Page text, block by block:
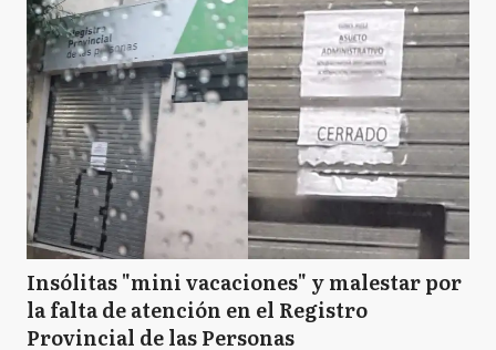
Insólitas "mini vacaciones" y malestar por
la falta de atención en el Registro
Provincial de las Personas